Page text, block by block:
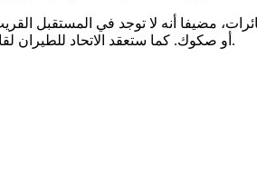
مضيفا أنه لا توجد في المستقبل
أو صكوك. كما ستعقد الاتحاد للطيران لقاءات مماثلة في لندن.